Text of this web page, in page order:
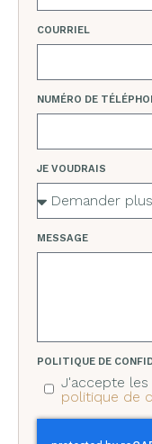
COURRIEL
NUMÉRO DE
JE VOUDRAIS
MESSAGE
POLITIQUE DE
J'accepte les
politique de